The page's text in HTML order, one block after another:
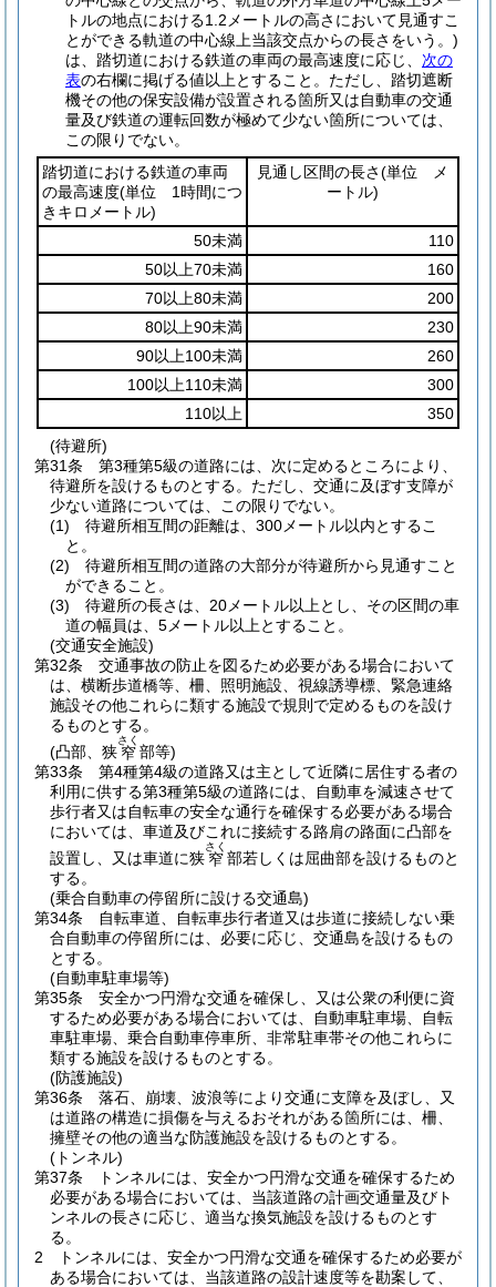
トルの地点における1.2メートルの高さにおいて見通すこ
とができる軌道の中心線上当該交点からの長さをいう。)
は、踏切道における鉄道の車両の最高速度に応じ、 次の
表の右欄に掲げる値以上とすること。 ただし、踏切遮断
機その他の保安設備が設置される箇所又は自動車の交通
量及び鉄道の運転回数が極めて少ない箇所については、
この限りでない。
踏切道における鉄道の車両
の最高速度(単位 1時間につ
きキロメートル)
見通し区間の長さ(単位 メ
ートル)
50未満
110
50以上70未満
160
70以上80未満
200
80以上90未満
230
90以上100未満
260
100以上110未満
300
110以上
350
(待避所)
第31条
第3種第5級の道路には、次に定めるところにより、
待避所を設けるものとする。 ただし、交通に及ぼす支障が
少ない道路については、この限りでない。
(1)
待避所相互間の距離は、300メートル以内とするこ
と。
(2)
待避所相互間の道路の大部分が待避所から見通すこと
ができること。
(3)
待避所の長さは、20メートル以上とし、その区間の車
道の幅員は、5メートル以上とすること。
(交通安全施設)
第32条
交通事故の防止を図るため必要がある場合において
は、横断歩道橋等、柵、照明施設、視線誘導標、緊急連絡
施設その他これらに類する施設で規則で定めるものを設け
るものとする。
(凸部、狭 窄
さく
部等)
第33条
第4種第4級の道路又は主として近隣に居住する者の
利用に供する第3種第5級の道路には、自動車を減速させて
歩行者又は自転車の安全な通行を確保する必要がある場合
においては、車道及びこれに接続する路肩の路面に凸部を
設置し、又は車道に狭 窄
さく
部若しくは屈曲部を設けるものと
する。
(乗合自動車の停留所に設ける交通島)
第34条
自転車道、自転車歩行者道又は歩道に接続しない乗
合自動車の停留所には、必要に応じ、交通島を設けるもの
とする。
(自動車駐車場等)
第35条
安全かつ円滑な交通を確保し、又は公衆の利便に資
するため必要がある場合においては、自動車駐車場、自転
車駐車場、乗合自動車停車所、非常駐車帯その他これらに
類する施設を設けるものとする。
(防護施設)
第36条
落石、崩壊、波浪等により交通に支障を及ぼし、又
は道路の構造に損傷を与えるおそれがある箇所には、柵、
擁壁その他の適当な防護施設を設けるものとする。
(トンネル)
第37条
トンネルには、安全かつ円滑な交通を確保するため
必要がある場合においては、当該道路の計画交通量及びト
ンネルの長さに応じ、適当な換気施設を設けるものとす
る。
2
トンネルには、安全かつ円滑な交通を確保するため必要が
ある場合においては、当該道路の設計速度等を勘案して、